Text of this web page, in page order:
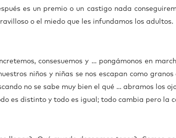
es un premio o un castigo nada
o el miedo que les infundamos los adultos.
consesuemos y … pongámonos en
niños y niñas se nos escapan como
no se sabe muy bien el qué … abramos los
es distinto y todo es igual; todo cambia pero la